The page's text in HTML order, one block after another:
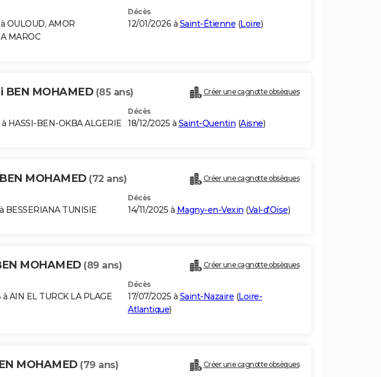
OULOUD, AMOR
MAROC
Décès
12/01/2026 à Saint-Étienne (Loire)
BEN MOHAMED (85 ans) Créer une cagnotte obsèques
HASSI-BEN-OKBA ALGERIE
Décès
18/12/2025 à Saint-Quentin (Aisne)
MOHAMED (72 ans) Créer une cagnotte obsèques
BESSERIANA TUNISIE
Décès
14/11/2025 à Magny-en-Vexin (Val-d'Oise)
MOHAMED (89 ans) Créer une cagnotte obsèques
AIN EL TURCK LA PLAGE
Décès
17/07/2025 à Saint-Nazaire (Loire-
Atlantique)
MOHAMED (79 ans) Créer une cagnotte obsèques